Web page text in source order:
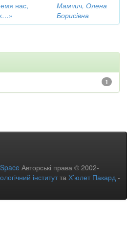
нас,
Мамчич, Олена
Борисівна
1
Авторські права © 2002-
інститутта Х’юлет Пакард -